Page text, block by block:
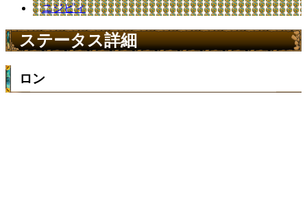
ニジピィ
ステータス詳細
ロン